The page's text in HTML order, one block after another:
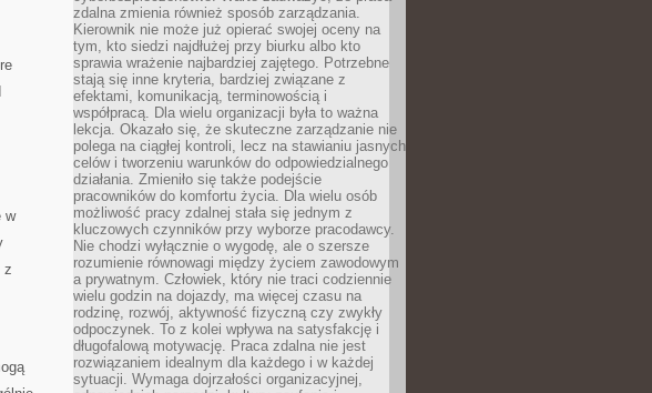
w
z
zdalna zmienia również sposób zarządzania.
Kierownik nie może już opierać swojej oceny na
tym, kto siedzi najdłużej przy biurku albo kto
sprawia wrażenie najbardziej zajętego. Potrzebne
stają się inne kryteria, bardziej związane z
efektami, komunikacją, terminowością i
współpracą. Dla wielu organizacji była to ważna
lekcja. Okazało się, że skuteczne zarządzanie nie
polega na ciągłej kontroli, lecz na stawianiu jasnych
celów i tworzeniu warunków do odpowiedzialnego
działania. Zmieniło się także podejście
pracowników do komfortu życia. Dla wielu osób
możliwość pracy zdalnej stała się jednym z
kluczowych czynników przy wyborze pracodawcy.
Nie chodzi wyłącznie o wygodę, ale o szersze
rozumienie równowagi między życiem zawodowym
a prywatnym. Człowiek, który nie traci codziennie
wielu godzin na dojazdy, ma więcej czasu na
rodzinę, rozwój, aktywność fizyczną czy zwykły
odpoczynek. To z kolei wpływa na satysfakcję i
długofalową motywację. Praca zdalna nie jest
rozwiązaniem idealnym dla każdego i w każdej
sytuacji. Wymaga dojrzałości organizacyjnej,